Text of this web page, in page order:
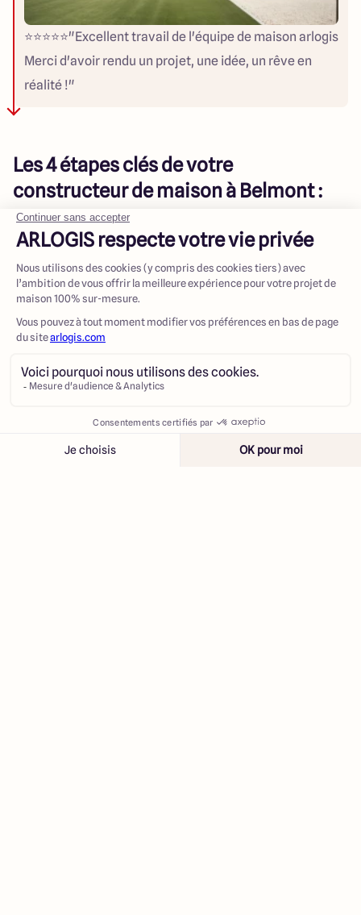
⭐️⭐️⭐️⭐️⭐️"Excellent travail de l'équipe de maison arlogis
Merci d'avoir rendu un projet, une idée, un rêve en
réalité !"
Les 4 étapes clés de votre
constructeur de maison à Belmont :
• Réalisations des plans:conception sur mesure de votre
ajustements avant approbation finale.
• Suivi administratif: accompagnement dans les
garanties et suivi financier jusqu'à la livraison.
• Suivi du chantier:supervision des travaux à chaque
étape, avec visites régulières et coordination des équipes